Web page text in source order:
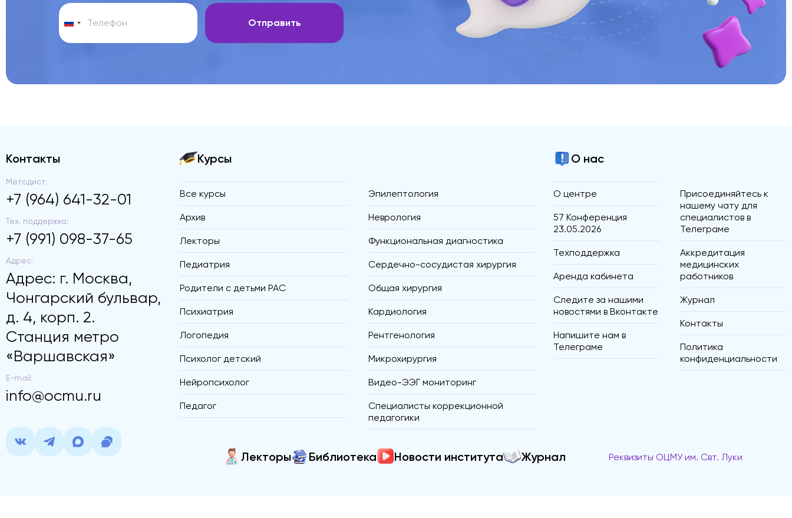
Отправить
Контакты
Методист:
+7 (964) 641-32-01
Тех. поддержка:
+7 (991) 098-37-65
Адрес:
Адрес: г. Москва,
Чонгарский бульвар,
д. 4, корп. 2.
Станция метро
«Варшавская»
E-mail:
info@ocmu.ru
Курсы
Все курсы
Архив
Лекторы
Педиатрия
Родители с детьми РАС
Психиатрия
Логопедия
Психолог детский
Нейропсихолог
Педагог
Эпилептология
Неврология
Функциональная диагностика
Сердечно-сосудистая хирургия
Общая хирургия
Кардиология
Рентгенология
Микрохирургия
Видео-ЭЭГ мониторинг
Специалисты коррекционной
педагогики
О нас
О центре
57 Конференция
23.05.2026
Техподдержка
Аренда кабинета
Следите за нашими
новостями в Вконтакте
Напишите нам в
Телеграме
Присоединяйтесь к
нашему чату для
специалистов в
Телеграме
Аккредитация
медицинских
работников
Журнал
Контакты
Политика
конфиденциальности
Лекторы Библиотека Новости института Журнал Реквизиты ОЦМУ им. Свт. Луки